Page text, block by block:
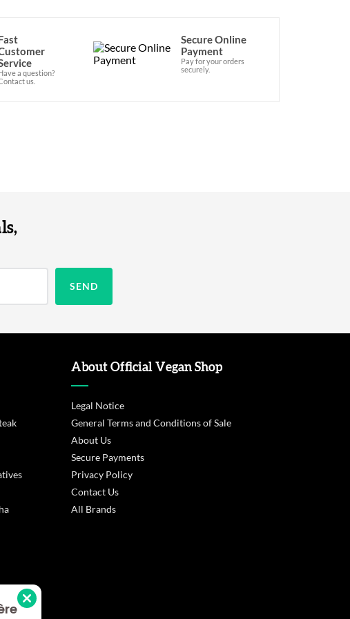
a question?
us.
Secure Online
Payment
Pay for your orders
securely.
About Official Vegan Shop
Legal Notice
General Terms and Conditions of Sale
About Us
Secure Payments
Privacy Policy
Contact Us
All Brands